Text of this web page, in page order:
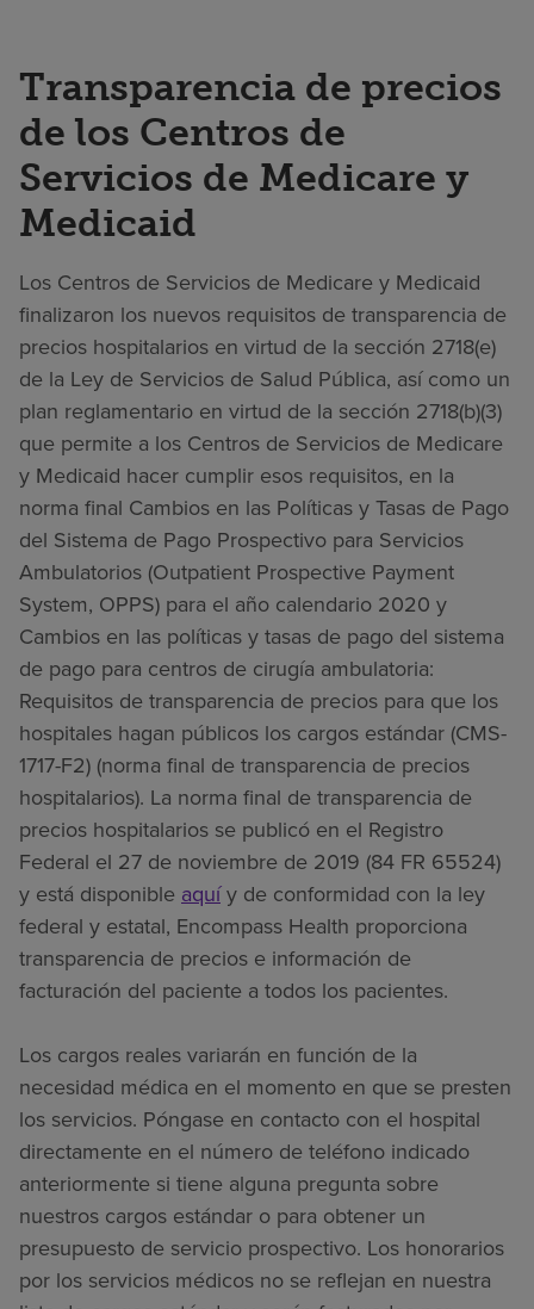
Transparencia de precios
de los Centros de
Servicios de Medicare y
Medicaid
Los Centros de Servicios de Medicare y Medicaid
finalizaron los nuevos requisitos de transparencia de
precios hospitalarios en virtud de la sección 2718(e)
de la Ley de Servicios de Salud Pública, así como un
plan reglamentario en virtud de la sección 2718(b)(3)
que permite a los Centros de Servicios de Medicare
y Medicaid hacer cumplir esos requisitos, en la
norma final Cambios en las Políticas y Tasas de Pago
del Sistema de Pago Prospectivo para Servicios
Ambulatorios (Outpatient Prospective Payment
System, OPPS) para el año calendario 2020 y
Cambios en las políticas y tasas de pago del sistema
de pago para centros de cirugía ambulatoria:
Requisitos de transparencia de precios para que los
hospitales hagan públicos los cargos estándar (CMS-
1717-F2) (norma final de transparencia de precios
hospitalarios). La norma final de transparencia de
precios hospitalarios se publicó en el Registro
Federal el 27 de noviembre de 2019 (84 FR 65524)
y está disponible aquíy de conformidad con la ley
federal y estatal, Encompass Health proporciona
transparencia de precios e información de
facturación del paciente a todos los pacientes.
Los cargos reales variarán en función de la
necesidad médica en el momento en que se presten
los servicios. Póngase en contacto con el hospital
directamente en el número de teléfono indicado
anteriormente si tiene alguna pregunta sobre
nuestros cargos estándar o para obtener un
presupuesto de servicio prospectivo. Los honorarios
por los servicios médicos no se reflejan en nuestra